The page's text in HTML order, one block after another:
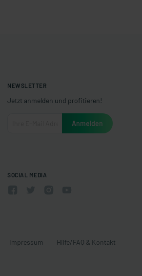
NEWSLETTER
Jetzt anmelden und profitieren!
SOCIAL MEDIA
Impressum Hilfe/FAQ & Kontakt